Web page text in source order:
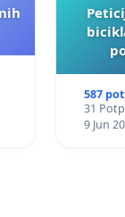
587
31
9 Jun